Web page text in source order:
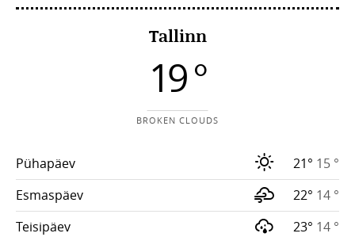
Tallinn
19 °
BROKEN CLOUDS
Pühapäev 21° 15 °
Esmaspäev
22° 14 °
Teisipäev
23° 14 °